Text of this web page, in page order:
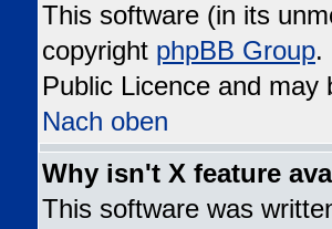
This software (in its
copyright phpBB Group.
Public Licence and
Nach oben
Why isn't X feature
This software was